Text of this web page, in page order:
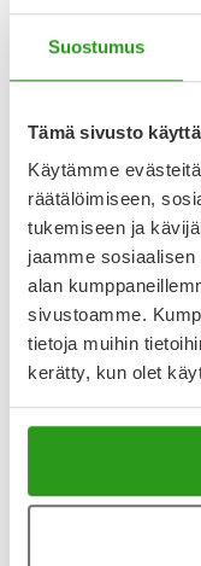
Suostumus
Tämä sivusto
Käytämme
räätälöimiseen,
tukemiseen ja
jaamme
alan
sivustoamme.
tietoja muihin
kerätty, kun olet
5